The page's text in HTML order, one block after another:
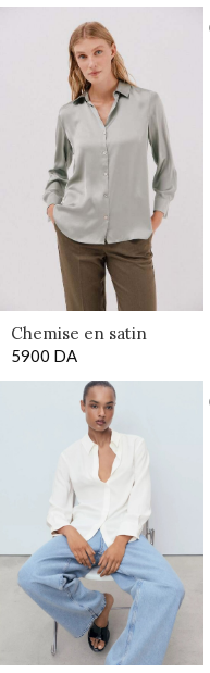
Chemise en satin
5900 DA